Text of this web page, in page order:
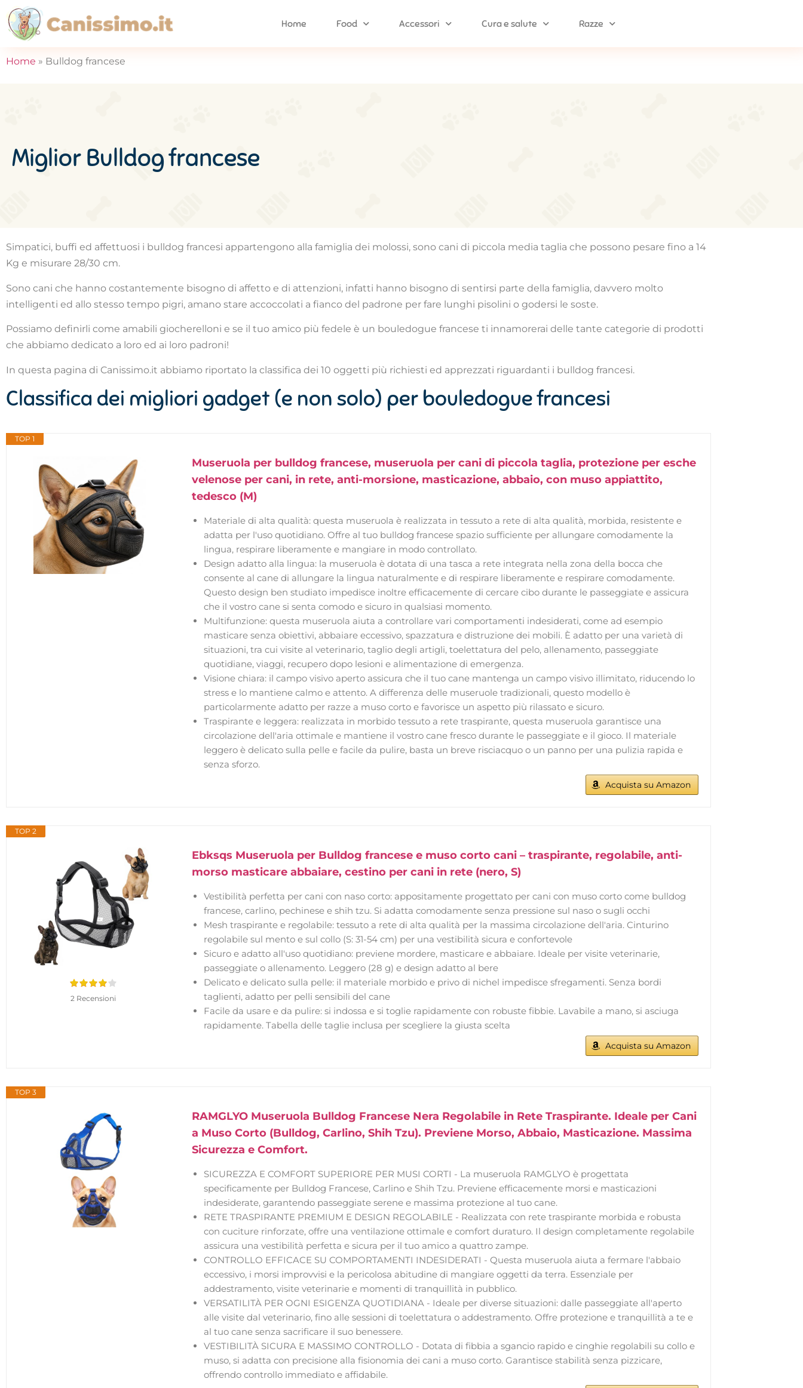
Home Food Accessori Cura e salute Razze
Home » Bulldog francese
Miglior Bulldog francese
Simpatici, buffi ed affettuosi i bulldog francesi appartengono alla famiglia dei molossi, sono cani di piccola media taglia che possono pesare fino a 14
Kg e misurare 28/30 cm.
Sono cani che hanno costantemente bisogno di affetto e di attenzioni, infatti hanno bisogno di sentirsi parte della famiglia, davvero molto
intelligenti ed allo stesso tempo pigri, amano stare accoccolati a fianco del padrone per fare lunghi pisolini o godersi le soste.
Possiamo definirli come amabili giocherelloni e se il tuo amico più fedele è un bouledogue francese ti innamorerai delle tante categorie di prodotti
che abbiamo dedicato a loro ed ai loro padroni!
In questa pagina di Canissimo.it abbiamo riportato la classifica dei 10 oggetti più richiesti ed apprezzati riguardanti i bulldog francesi.
Classifica dei migliori gadget (e non solo) per bouledogue francesi
TOP 1
Museruola per bulldog francese, museruola per cani di piccola taglia, protezione per esche
velenose per cani, in rete, anti-morsione, masticazione, abbaio, con muso appiattito,
tedesco (M)
Materiale di alta qualità: questa museruola è realizzata in tessuto a rete di alta qualità, morbida, resistente e
adatta per l'uso quotidiano. Offre al tuo bulldog francese spazio sufficiente per allungare comodamente la
lingua, respirare liberamente e mangiare in modo controllato.
Design adatto alla lingua: la museruola è dotata di una tasca a rete integrata nella zona della bocca che
consente al cane di allungare la lingua naturalmente e di respirare liberamente e respirare comodamente.
Questo design ben studiato impedisce inoltre efficacemente di cercare cibo durante le passeggiate e assicura
che il vostro cane si senta comodo e sicuro in qualsiasi momento.
Multifunzione: questa museruola aiuta a controllare vari comportamenti indesiderati, come ad esempio
masticare senza obiettivi, abbaiare eccessivo, spazzatura e distruzione dei mobili. È adatto per una varietà di
situazioni, tra cui visite al veterinario, taglio degli artigli, toelettatura del pelo, allenamento, passeggiate
quotidiane, viaggi, recupero dopo lesioni e alimentazione di emergenza.
Visione chiara: il campo visivo aperto assicura che il tuo cane mantenga un campo visivo illimitato, riducendo lo
stress e lo mantiene calmo e attento. A differenza delle museruole tradizionali, questo modello è
particolarmente adatto per razze a muso corto e favorisce un aspetto più rilassato e sicuro.
Traspirante e leggera: realizzata in morbido tessuto a rete traspirante, questa museruola garantisce una
circolazione dell'aria ottimale e mantiene il vostro cane fresco durante le passeggiate e il gioco. Il materiale
leggero è delicato sulla pelle e facile da pulire, basta un breve risciacquo o un panno per una pulizia rapida e
senza sforzo.
Acquista su Amazon
TOP 2
2 Recensioni
Ebksqs Museruola per Bulldog francese e muso corto cani – traspirante, regolabile, anti-
morso masticare abbaiare, cestino per cani in rete (nero, S)
Vestibilità perfetta per cani con naso corto: appositamente progettato per cani con muso corto come bulldog
francese, carlino, pechinese e shih tzu. Si adatta comodamente senza pressione sul naso o sugli occhi
Mesh traspirante e regolabile: tessuto a rete di alta qualità per la massima circolazione dell'aria. Cinturino
regolabile sul mento e sul collo (S: 31-54 cm) per una vestibilità sicura e confortevole
Sicuro e adatto all'uso quotidiano: previene mordere, masticare e abbaiare. Ideale per visite veterinarie,
passeggiate o allenamento. Leggero (28 g) e design adatto al bere
Delicato e delicato sulla pelle: il materiale morbido e privo di nichel impedisce sfregamenti. Senza bordi
taglienti, adatto per pelli sensibili del cane
Facile da usare e da pulire: si indossa e si toglie rapidamente con robuste fibbie. Lavabile a mano, si asciuga
rapidamente. Tabella delle taglie inclusa per scegliere la giusta scelta
Acquista su Amazon
TOP 3
RAMGLYO Museruola Bulldog Francese Nera Regolabile in Rete Traspirante. Ideale per Cani
a Muso Corto (Bulldog, Carlino, Shih Tzu). Previene Morso, Abbaio, Masticazione. Massima
Sicurezza e Comfort.
SICUREZZA E COMFORT SUPERIORE PER MUSI CORTI - La museruola RAMGLYO è progettata
specificamente per Bulldog Francese, Carlino e Shih Tzu. Previene efficacemente morsi e masticazioni
indesiderate, garantendo passeggiate serene e massima protezione al tuo cane.
RETE TRASPIRANTE PREMIUM E DESIGN REGOLABILE - Realizzata con rete traspirante morbida e robusta
con cuciture rinforzate, offre una ventilazione ottimale e comfort duraturo. Il design completamente regolabile
assicura una vestibilità perfetta e sicura per il tuo amico a quattro zampe.
CONTROLLO EFFICACE SU COMPORTAMENTI INDESIDERATI - Questa museruola aiuta a fermare l'abbaio
eccessivo, i morsi improvvisi e la pericolosa abitudine di mangiare oggetti da terra. Essenziale per
addestramento, visite veterinarie e momenti di tranquillità in pubblico.
VERSATILITÀ PER OGNI ESIGENZA QUOTIDIANA - Ideale per diverse situazioni: dalle passeggiate all'aperto
alle visite dal veterinario, fino alle sessioni di toelettatura o addestramento. Offre protezione e tranquillità a te e
al tuo cane senza sacrificare il suo benessere.
VESTIBILITÀ SICURA E MASSIMO CONTROLLO - Dotata di fibbia a sgancio rapido e cinghie regolabili su collo e
muso, si adatta con precisione alla fisionomia dei cani a muso corto. Garantisce stabilità senza pizzicare,
offrendo controllo immediato e affidabile.